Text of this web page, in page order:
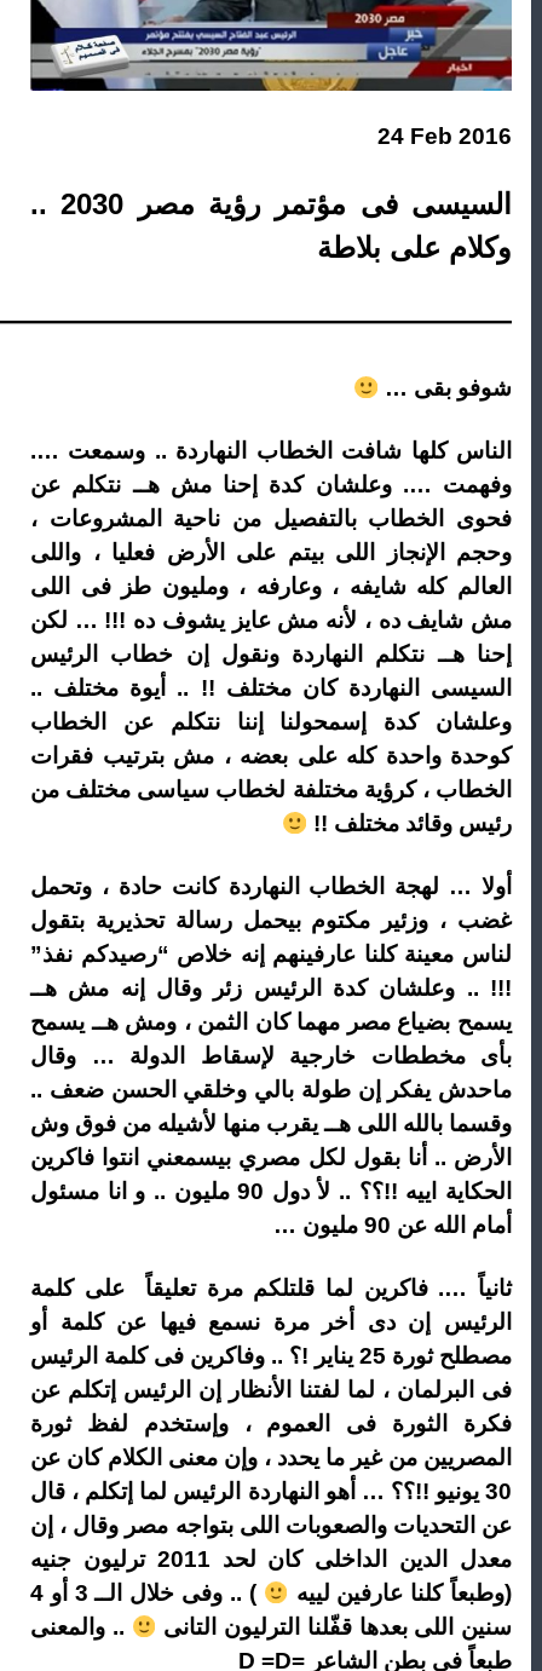
24 Feb 2016
السيسى فى مؤتمر رؤية مصر 2030 ..
وكلام على بلاطة
——————————————————
شوفو بقى …
الناس كلها شافت الخطاب النهاردة .. وسمعت ….
وفهمت …. وعلشان كدة إحنا مش هــ نتكلم عن
فحوى الخطاب بالتفصيل من ناحية المشروعات ،
وحجم الإنجاز اللى بيتم على الأرض فعليا ، واللى
العالم كله شايفه ، وعارفه ، ومليون طز فى اللى
مش شايف ده ، لأنه مش عايز يشوف ده !!! … لكن
إحنا هــ نتكلم النهاردة ونقول إن خطاب الرئيس
السيسى النهاردة كان مختلف !! .. أيوة مختلف ..
وعلشان كدة إسمحولنا إننا نتكلم عن الخطاب
كوحدة واحدة كله على بعضه ، مش بترتيب فقرات
الخطاب ، كرؤية مختلفة لخطاب سياسى مختلف من
رئيس وقائد مختلف !!
أولا … لهجة الخطاب النهاردة كانت حادة ، وتحمل
غضب ، وزئير مكتوم بيحمل رسالة تحذيرية بتقول
لناس معينة كلنا عارفينهم إنه خلاص “رصيدكم نفذ”
!!! .. وعلشان كدة الرئيس زئر وقال إنه مش هــ
يسمح بضياع مصر مهما كان الثمن ، ومش هــ يسمح
بأى مخططات خارجية لإسقاط الدولة … وقال
ماحدش يفكر إن طولة بالي وخلقي الحسن ضعف ..
وقسما بالله اللى هــ يقرب منها لأشيله من فوق وش
الأرض .. أنا بقول لكل مصري بيسمعني انتوا فاكرين
الحكاية اييه !!؟؟ .. لأ دول 90 مليون .. و انا مسئول
أمام الله عن 90 مليون …
ثانياً …. فاكرين لما قلتلكم مرة تعليقاً على كلمة
الرئيس إن دى أخر مرة نسمع فيها عن كلمة أو
مصطلح ثورة 25 يناير !؟ .. وفاكرين فى كلمة الرئيس
فى البرلمان ، لما لفتنا الأنظار إن الرئيس إتكلم عن
فكرة الثورة فى العموم ، وإستخدم لفظ ثورة
المصريين من غير ما يحدد ، وإن معنى الكلام كان عن
30 يونيو !!؟؟ … أهو النهاردة الرئيس لما إتكلم ، قال
عن التحديات والصعوبات اللى بتواجه مصر وقال ، إن
معدل الدين الداخلى كان لحد 2011 ترليون جنيه
(وطبعاً كلنا عارفين لييه
) .. وفى خلال الــ 3 أو 4
سنين اللى بعدها قفّلنا الترليون التانى
.. والمعنى
طبعاً فى بطن الشاعر =D =D